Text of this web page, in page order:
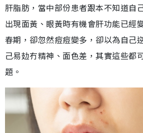
肝脂肪，當中部份患者跟本不知道自
出現面黃、眼黃時有機會肝功能已經
春期，卻忽然痘痘變多，卻以為自己
己易攰冇精神、面色差，其實這些都
題。